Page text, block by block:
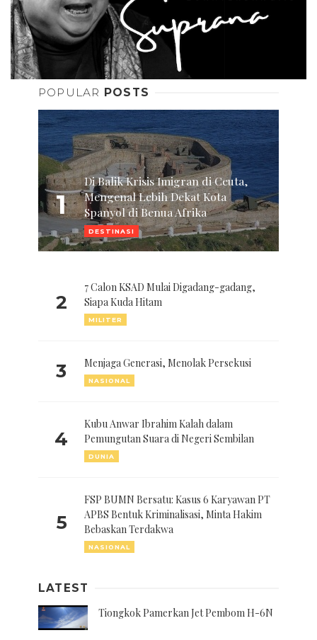
POPULAR POSTS
1
Di Balik Krisis Imigran di Ceuta,
Mengenal Lebih Dekat Kota
Spanyol di Benua Afrika
DESTINASI
2
7 Calon KSAD Mulai Digadang-gadang,
Siapa Kuda Hitam
MILITER
3 Menjaga Generasi, Menolak Persekusi
NASIONAL
4
Kubu Anwar Ibrahim Kalah dalam
Pemungutan Suara di Negeri Sembilan
DUNIA
5
FSP BUMN Bersatu: Kasus 6 Karyawan PT
APBS Bentuk Kriminalisasi, Minta Hakim
Bebaskan Terdakwa
NASIONAL
LATEST
Tiongkok Pamerkan Jet Pembom H-6N